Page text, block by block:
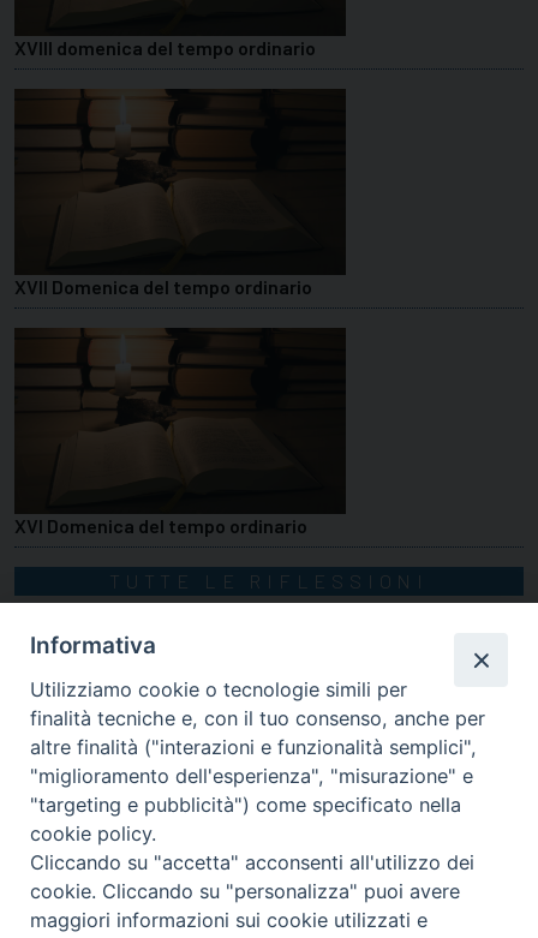
XVIII domenica del tempo ordinario
XVII Domenica del tempo ordinario
XVI Domenica del tempo ordinario
TUTTE LE RIFLESSIONI
via Amedeo Rossi, 28 - 12100 Cuneo
segreteriagenerale@diocesicuneofossano.it
Informativa
Utilizziamo cookie o tecnologie simili per
finalità tecniche e, con il tuo consenso, anche per
altre finalità ("interazioni e funzionalità semplici",
"miglioramento dell'esperienza", "misurazione" e
"targeting e pubblicità") come specificato nella
cookie policy.
Cliccando su "accetta" acconsenti all'utilizzo dei
cookie. Cliccando su "personalizza" puoi avere
maggiori informazioni sui cookie utilizzati e